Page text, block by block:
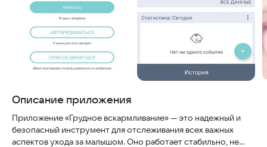
Описание приложения
Приложение «Грудное вскармливание» — это надежный и
безопасный инструмент для отслеживания всех важных
аспектов ухода за малышом. Оно работает стабильно, не